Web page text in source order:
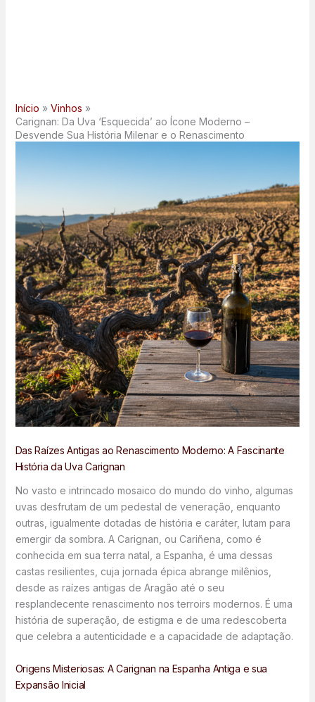
Início
Vinhos
Carignan: Da Uva ‘Esquecida’ ao Ícone Moderno –
Desvende Sua História Milenar e o Renascimento
Das Raízes Antigas ao Renascimento Moderno: A Fascinante
História da Uva Carignan
No vasto e intrincado mosaico do mundo do vinho, algumas
uvas desfrutam de um pedestal de veneração, enquanto
outras, igualmente dotadas de história e caráter, lutam para
emergir da sombra. A Carignan, ou Cariñena, como é
conhecida em sua terra natal, a Espanha, é uma dessas
castas resilientes, cuja jornada épica abrange milênios,
desde as raízes antigas de Aragão até o seu
resplandecente renascimento nos terroirs modernos. É uma
história de superação, de estigma e de uma redescoberta
que celebra a autenticidade e a capacidade de adaptação.
Origens Misteriosas: A Carignan na Espanha Antiga e sua
Expansão Inicial